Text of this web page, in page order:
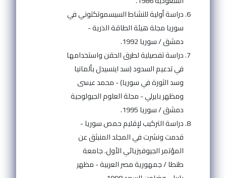
دراسة أولية للنشاط السيسموتكتوني في
سوريا مجلة هيئة الطاقة الذرية -
دمشق / سوريا 1992.
دراسة تفصيلية لطرق الحقن واستخدامها
في تدعيم السدود (سد اينسيدل بألمانيا
وسد الثورة في سوريا) - محمد عيسى
ومظهر بايرلي - مجلة العلوم الجيولوجية
دمشق / سوريا 1995.
دراسة التركيب لإقليم حمص سوريا -
قدمت ونشرت في المجلد المنبثق عن
المؤتمر الجيوفيزيائي الأول. جامعة
طنطا / جمهورية مصر العربية - مظهر